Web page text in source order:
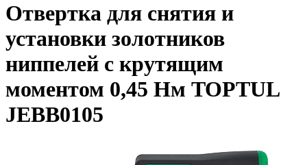
Отвертка для снятия и
установки золотников
ниппелей с крутящим
моментом 0,45 Нм TOPTUL
JEBB0105